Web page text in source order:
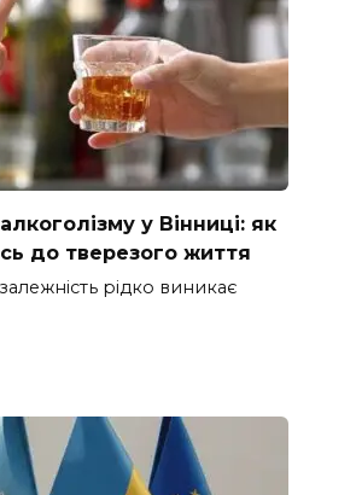
у Вінниці: як
до тверезого життя
рідко виникає